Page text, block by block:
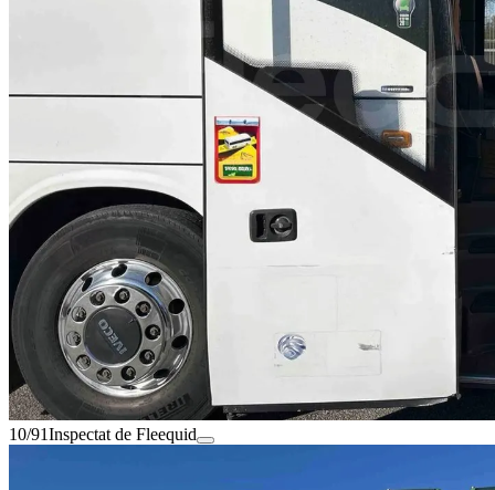
10/91Inspectat de Fleequid